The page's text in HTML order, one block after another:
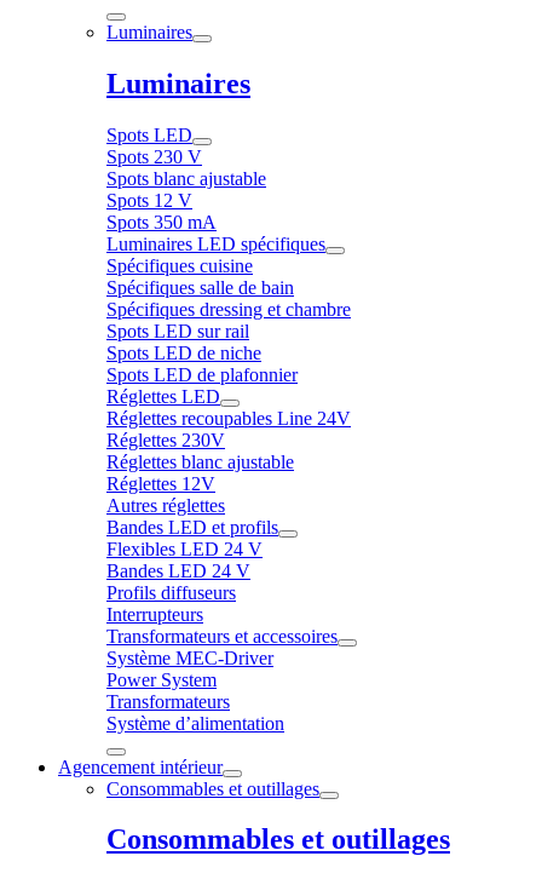
Luminaires
Luminaires
Spots LED
Spots 230 V
Spots blanc ajustable
Spots 12 V
Spots 350 mA
Luminaires LED spécifiques
Spécifiques cuisine
Spécifiques salle de bain
Spécifiques dressing et chambre
Spots LED sur rail
Spots LED de niche
Spots LED de plafonnier
Réglettes LED
Réglettes recoupables Line 24V
Réglettes 230V
Réglettes blanc ajustable
Réglettes 12V
Autres réglettes
Bandes LED et profils
Flexibles LED 24 V
Bandes LED 24 V
Profils diffuseurs
Interrupteurs
Transformateurs et accessoires
Système MEC-Driver
Power System
Transformateurs
Système d’alimentation
Agencement intérieur
Consommables et outillages
Consommables et outillages